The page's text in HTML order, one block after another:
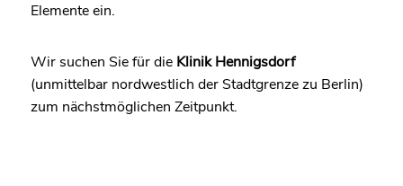
Elemente ein.
Wir suchen Sie für die Klinik Hennigsdorf
(unmittelbar nordwestlich der Stadtgrenze zu Berlin)
zum nächstmöglichen Zeitpunkt.